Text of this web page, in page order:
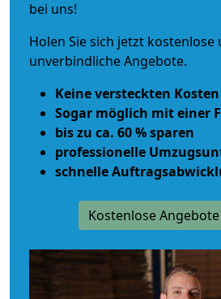
bei uns!
Holen Sie sich jetzt kostenlose
unverbindliche Angebote.
Keine versteckten Kosten
Sogar möglich mit einer
bis zu ca. 60 % sparen
professionelle
schnelle
Kostenlose